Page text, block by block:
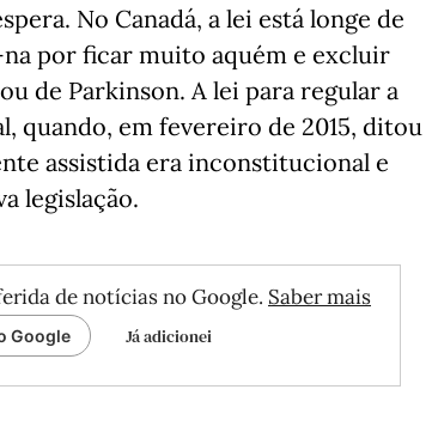
No Canadá, a lei está longe de
por ficar muito aquém e excluir
de Parkinson. A lei para regular a
quando, em fevereiro de 2015, ditou
assistida era inconstitucional e
legislação.
de notícias no Google. Saber mais
Google Já adicionei